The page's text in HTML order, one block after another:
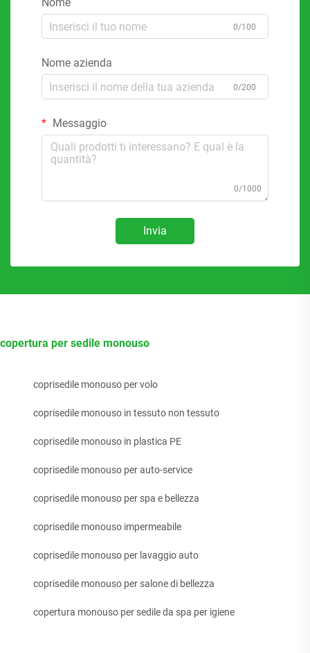
Nome
0/100
Nome azienda
0/200
Messaggio
0/1000
Invia
copertura per sedile monouso
coprisedile monouso per volo
coprisedile monouso in tessuto non tessuto
coprisedile monouso in plastica PE
coprisedile monouso per auto-service
coprisedile monouso per spa e bellezza
coprisedile monouso impermeabile
coprisedile monouso per lavaggio auto
coprisedile monouso per salone di bellezza
copertura monouso per sedile da spa per igiene